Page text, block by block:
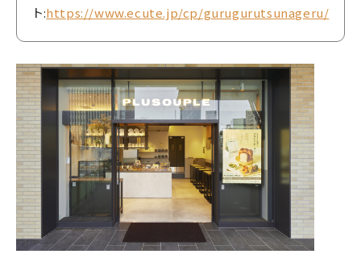
ト:https://www.ecute.jp/cp/gurugurutsunageru/